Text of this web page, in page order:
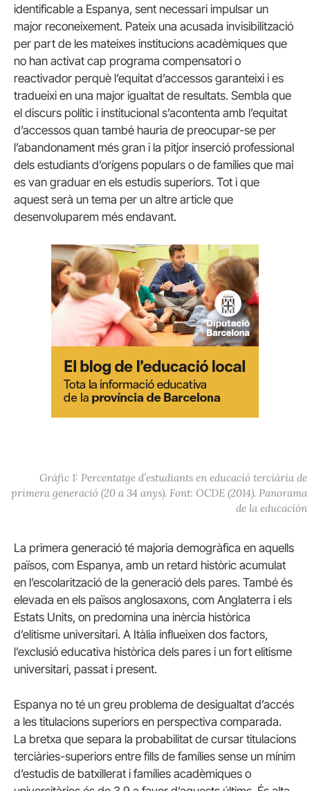
identificable a Espanya, sent necessari impulsar un
major reconeixement. Pateix una acusada invisibilització
per part de les mateixes institucions acadèmiques que
no han activat cap programa compensatori o
reactivador perquè l’equitat d’accessos garanteixi i es
tradueixi en una major igualtat de resultats. Sembla que
el discurs polític i institucional s’acontenta amb l’equitat
d’accessos quan també hauria de preocupar-se per
l’abandonament més gran i la pitjor inserció professional
dels estudiants d’orígens populars o de famílies que mai
es van graduar en els estudis superiors. Tot i que
aquest serà un tema per un altre article que
desenvoluparem més endavant.
Gràfic 1: Percentatge d’estudiants en educació terciària de
primera generació (20 a 34 anys). Font:OCDE (2014). Panorama
de la educación
La primera generació té majoria demogràfica en aquells
països, com Espanya, amb un retard històric acumulat
en l’escolarització de la generació dels pares. També és
elevada en els països anglosaxons, com Anglaterra i els
Estats Units, on predomina una inèrcia històrica
d’elitisme universitari. A Itàlia influeixen dos factors,
l’exclusió educativa històrica dels pares i un fort elitisme
universitari, passat i present.
Espanya no té un greu problema de desigualtat d’accés
a les titulacions superiors en perspectiva comparada.
La bretxa que separa la probabilitat de cursar titulacions
terciàries-superiors entre fills de famílies sense un mínim
d’estudis de batxillerat i famílies acadèmiques o